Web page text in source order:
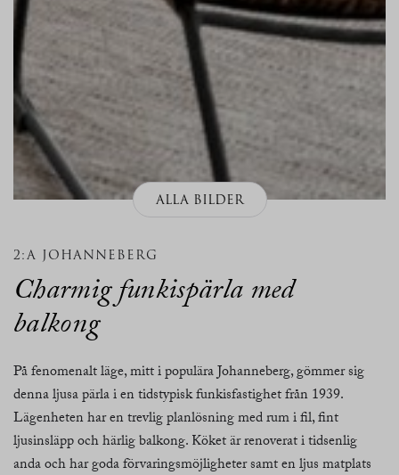
ALLA BILDER
2:A JOHANNEBERG
Charmig funkispärla med
balkong
På fenomenalt läge, mitt i populära Johanneberg, gömmer sig
denna ljusa pärla i en tidstypisk funkisfastighet från 1939.
Lägenheten har en trevlig planlösning med rum i fil, fint
ljusinsläpp och härlig balkong. Köket är renoverat i tidsenlig
anda och har goda förvaringsmöjligheter samt en ljus matplats